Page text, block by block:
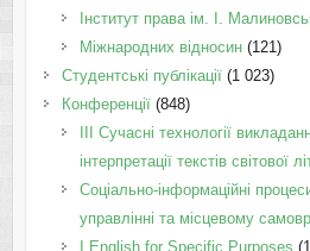
Інститут права ім. І.
Міжнародних відносин(121)
Студентські публікації(1 023)
Конференції(848)
III Сучасні технології
інтерпретації текстів світової
Соціально-інформаційні
управлінні та місцевому
І English for Specific Purposes